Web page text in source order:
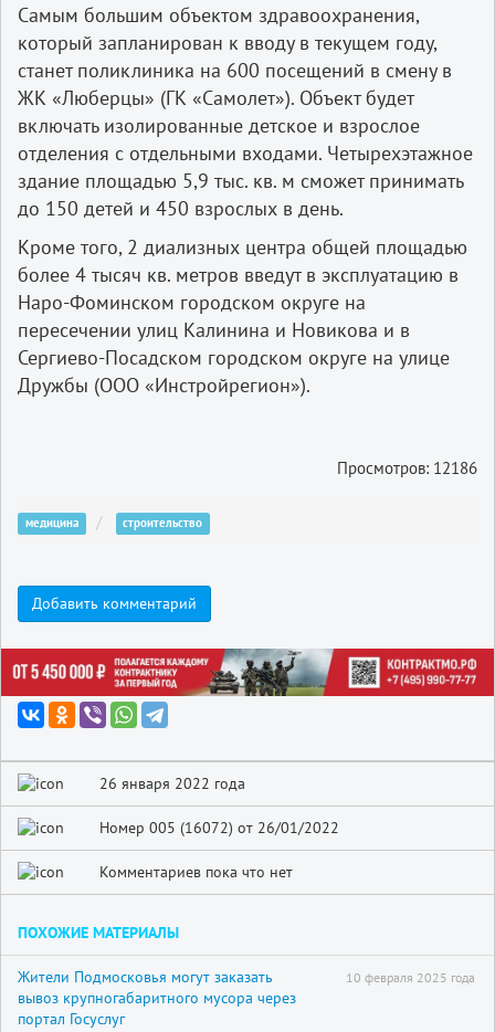
Самым большим объектом здравоохранения,
который запланирован к вводу в текущем году,
станет поликлиника на 600 посещений в смену в
ЖК «Люберцы» (ГК «Самолет»). Объект будет
включать изолированные детское и взрослое
отделения с отдельными входами. Четырехэтажное
здание площадью 5,9 тыс. кв. м сможет принимать
до 150 детей и 450 взрослых в день.
Кроме того, 2 диализных центра общей площадью
более 4 тысяч кв. метров введут в эксплуатацию в
Наро-Фоминском городском округе на
пересечении улиц Калинина и Новикова и в
Сергиево-Посадском городском округе на улице
Дружбы (ООО «Инстройрегион»).
Просмотров: 12186
медицина строительство
Добавить комментарий
26 января 2022 года
Номер 005 (16072) от 26/01/2022
Комментариев пока что нет
ПОХОЖИЕ МАТЕРИАЛЫ
Жители Подмосковья могут заказать
вывоз крупногабаритного мусора через
портал Госуслуг
10 февраля 2025 года